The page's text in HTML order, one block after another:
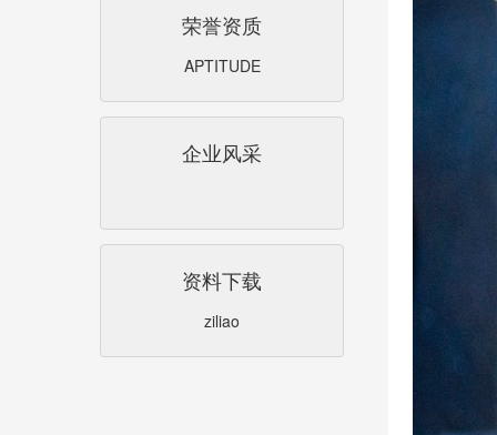
荣誉资质
APTITUDE
企业风采
资料下载
ziliao